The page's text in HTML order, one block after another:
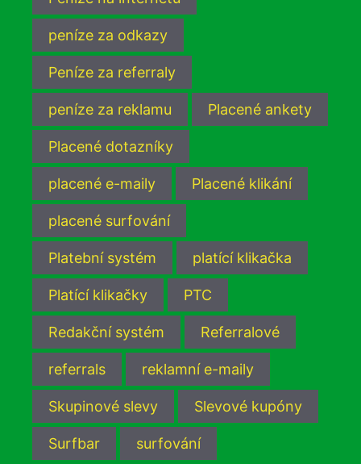
peníze za odkazy
Peníze za referraly
peníze za reklamu Placené ankety
Placené dotazníky
placené e-maily Placené klikání
placené surfování
Platební systém platící klikačka
Platící klikačky PTC
Redakční systém Referralové
referrals reklamní e-maily
Skupinové slevy Slevové kupóny
Surfbar surfování